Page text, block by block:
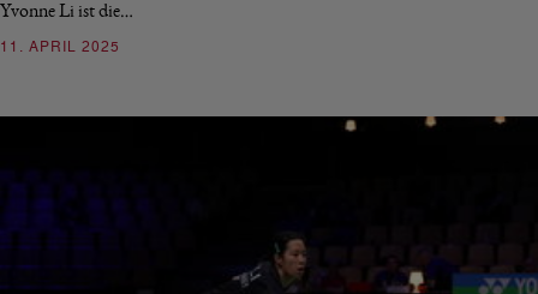
Yvonne Li ist die…
11. APRIL 2025